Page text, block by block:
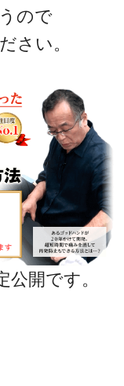
ので
さい。
開です。